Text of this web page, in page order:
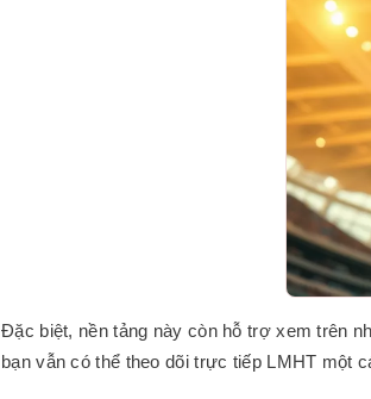
Đặc biệt, nền tảng này còn hỗ trợ xem trên
bạn vẫn có thể theo dõi trực tiếp LMHT một